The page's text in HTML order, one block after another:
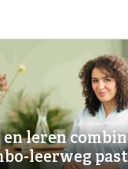
leren
leerweg